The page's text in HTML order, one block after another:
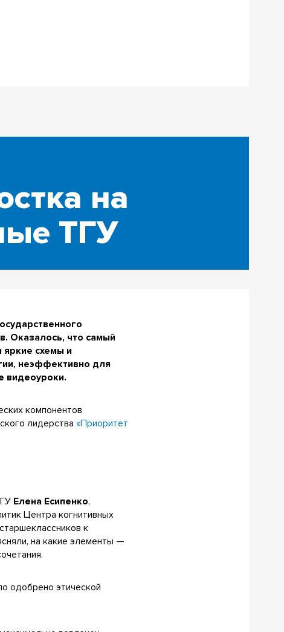
на
ТГУ
Оказалось, что самый
схемы и
неэффективно для
видеоуроки.
компонентов
лидерства«Приоритет
Елена Есипенко,
Центра когнитивных
к
на какие элементы —
одобрено этической